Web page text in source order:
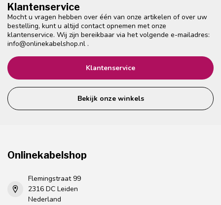
Klantenservice
Mocht u vragen hebben over één van onze artikelen of over uw
bestelling, kunt u altijd contact opnemen met onze
klantenservice. Wij zijn bereikbaar via het volgende e-mailadres:
info@onlinekabelshop.nl .
Klantenservice
Bekijk onze winkels
Onlinekabelshop
Flemingstraat 99
2316 DC Leiden
Nederland